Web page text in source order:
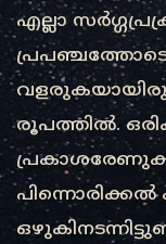
എല്ലാ
രൂപത്തിൽ.
പിന്നൊരിക്കൽ